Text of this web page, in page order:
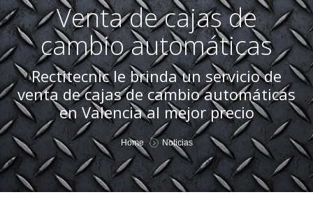
Venta de cajas de
cambio automáticas
Rectitecnic le brinda un servicio de
venta de cajas de cambio automáticas
en Valencia al mejor precio
You are here: Home Noticias